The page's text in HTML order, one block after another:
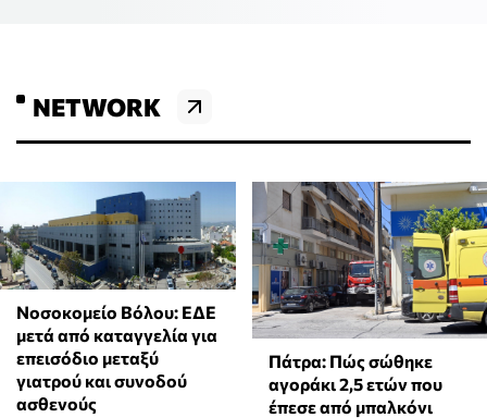
NETWORK
Νοσοκομείο Βόλου: ΕΔΕ
μετά από καταγγελία για
επεισόδιο μεταξύ
γιατρού και συνοδού
ασθενούς
Πάτρα: Πώς σώθηκε
αγοράκι 2,5 ετών που
έπεσε από μπαλκόνι